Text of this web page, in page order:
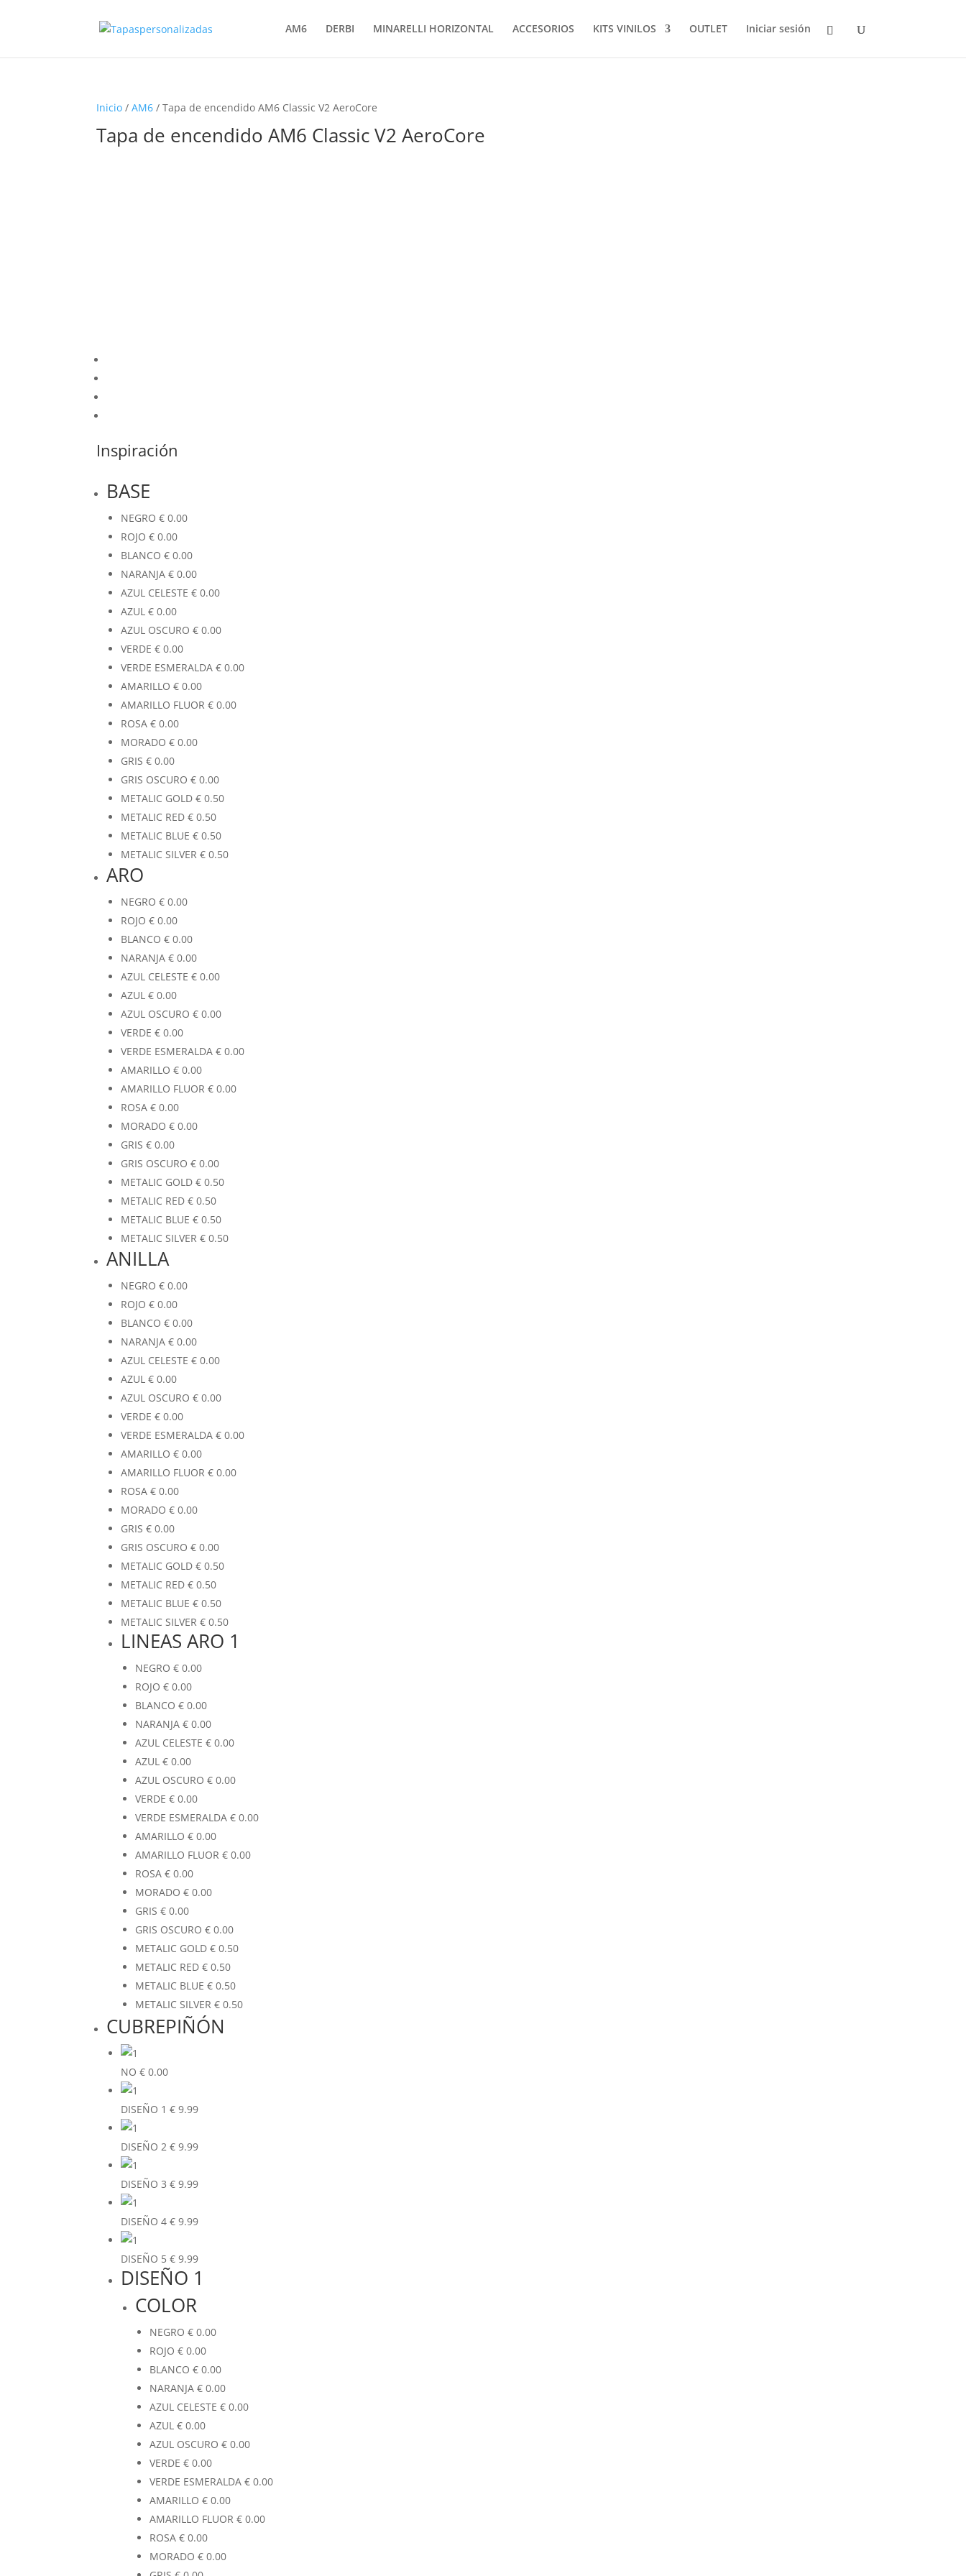
AM6 DERBI MINARELLI HORIZONTAL ACCESORIOS KITS VINILOS OUTLET Iniciar sesión
Inicio /AM6 / Tapa de encendido AM6 Classic V2 AeroCore
Tapa de encendido AM6 Classic V2 AeroCore
Inspiración
BASE
NEGRO € 0.00
ROJO € 0.00
BLANCO € 0.00
NARANJA € 0.00
AZUL CELESTE € 0.00
AZUL € 0.00
AZUL OSCURO € 0.00
VERDE € 0.00
VERDE ESMERALDA € 0.00
AMARILLO € 0.00
AMARILLO FLUOR € 0.00
ROSA € 0.00
MORADO € 0.00
GRIS € 0.00
GRIS OSCURO € 0.00
METALIC GOLD € 0.50
METALIC RED € 0.50
METALIC BLUE € 0.50
METALIC SILVER € 0.50
ARO
NEGRO € 0.00
ROJO € 0.00
BLANCO € 0.00
NARANJA € 0.00
AZUL CELESTE € 0.00
AZUL € 0.00
AZUL OSCURO € 0.00
VERDE € 0.00
VERDE ESMERALDA € 0.00
AMARILLO € 0.00
AMARILLO FLUOR € 0.00
ROSA € 0.00
MORADO € 0.00
GRIS € 0.00
GRIS OSCURO € 0.00
METALIC GOLD € 0.50
METALIC RED € 0.50
METALIC BLUE € 0.50
METALIC SILVER € 0.50
ANILLA
NEGRO € 0.00
ROJO € 0.00
BLANCO € 0.00
NARANJA € 0.00
AZUL CELESTE € 0.00
AZUL € 0.00
AZUL OSCURO € 0.00
VERDE € 0.00
VERDE ESMERALDA € 0.00
AMARILLO € 0.00
AMARILLO FLUOR € 0.00
ROSA € 0.00
MORADO € 0.00
GRIS € 0.00
GRIS OSCURO € 0.00
METALIC GOLD € 0.50
METALIC RED € 0.50
METALIC BLUE € 0.50
METALIC SILVER € 0.50
LINEAS ARO 1
NEGRO € 0.00
ROJO € 0.00
BLANCO € 0.00
NARANJA € 0.00
AZUL CELESTE € 0.00
AZUL € 0.00
AZUL OSCURO € 0.00
VERDE € 0.00
VERDE ESMERALDA € 0.00
AMARILLO € 0.00
AMARILLO FLUOR € 0.00
ROSA € 0.00
MORADO € 0.00
GRIS € 0.00
GRIS OSCURO € 0.00
METALIC GOLD € 0.50
METALIC RED € 0.50
METALIC BLUE € 0.50
METALIC SILVER € 0.50
CUBREPIÑÓN
NO € 0.00
DISEÑO 1 € 9.99
DISEÑO 2 € 9.99
DISEÑO 3 € 9.99
DISEÑO 4 € 9.99
DISEÑO 5 € 9.99
DISEÑO 1
COLOR
NEGRO € 0.00
ROJO € 0.00
BLANCO € 0.00
NARANJA € 0.00
AZUL CELESTE € 0.00
AZUL € 0.00
AZUL OSCURO € 0.00
VERDE € 0.00
VERDE ESMERALDA € 0.00
AMARILLO € 0.00
AMARILLO FLUOR € 0.00
ROSA € 0.00
MORADO € 0.00